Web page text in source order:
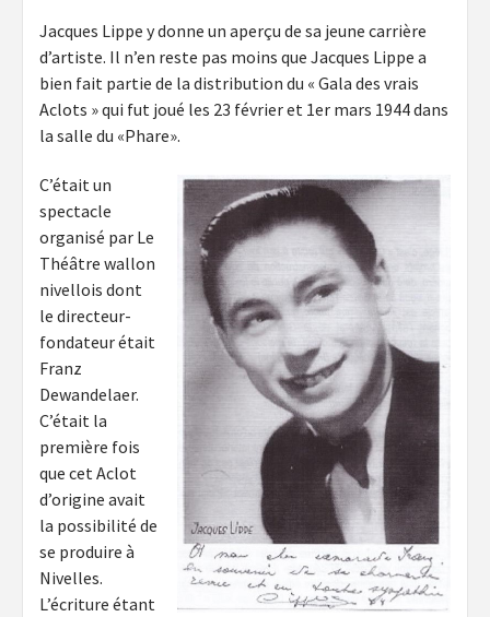
Jacques Lippe y donne un aperçu de sa jeune carrière
d’artiste. Il n’en reste pas moins que Jacques Lippe a
bien fait partie de la distribution du « Gala des vrais
Aclots » qui fut joué les 23 février et 1er mars 1944 dans
la salle du «Phare».
C’était un
spectacle
organisé par Le
Théâtre wallon
nivellois dont
le directeur-
fondateur était
Franz
Dewandelaer.
C’était la
première fois
que cet Aclot
d’origine avait
la possibilité de
se produire à
Nivelles.
L’écriture étant